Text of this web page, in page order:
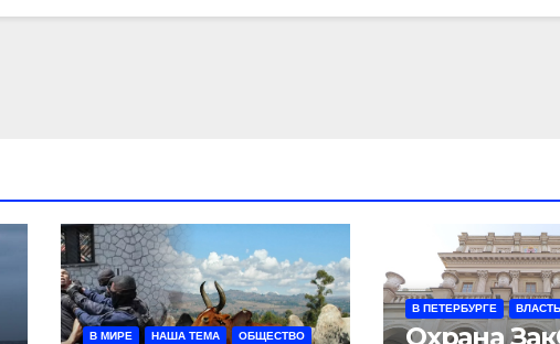
В МИРЕ НАША ТЕМА ОБЩЕСТВО
В ПЕТЕРБУРГЕ ВЛАСТЬ
Охрана